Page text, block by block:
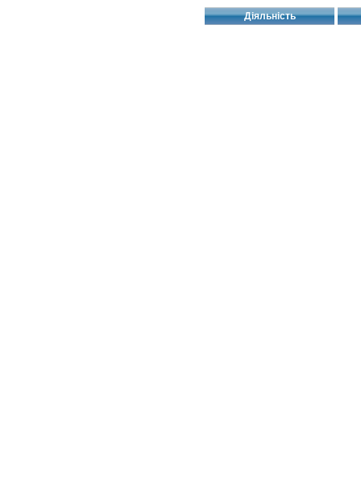
Діяльність